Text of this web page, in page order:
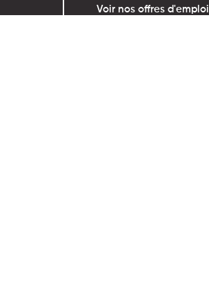
Voir nos offres d'emploi